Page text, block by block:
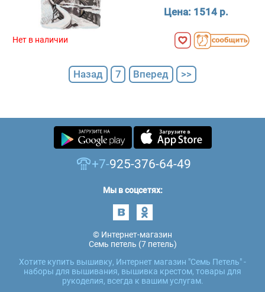
Цена: 1514 р.
Нет в наличии
Назад 7 Вперед >>
+7-925-376-64-49
Мы в соцсетях:
© Интернет-магазин
Семь петель (7 петель)
Хотите купить вышивку, Интернет магазин "Семь Петель" -
наборы для вышивания, вышивка крестом, товары для
рукоделия, всегда к вашим услугам.